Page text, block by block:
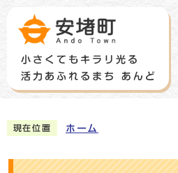
現在位置 ホーム